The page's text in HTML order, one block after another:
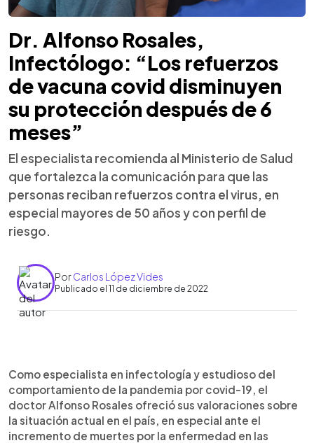
Dr. Alfonso Rosales,
Infectólogo: “Los refuerzos
de vacuna covid disminuyen
su protección después de 6
meses”
El especialista recomienda al Ministerio de Salud
que fortalezca la comunicación para que las
personas reciban refuerzos contra el virus, en
especial mayores de 50 años y con perfil de
riesgo.
PorCarlos López Vides
Publicado el 11 de diciembre de 2022
Escuchar artículo
Como especialista en infectología y estudioso del
comportamiento de la pandemia por covid-19, el
doctor Alfonso Rosales ofreció sus valoraciones sobre
la situación actual en el país, en especial ante el
incremento de muertes por la enfermedad en las